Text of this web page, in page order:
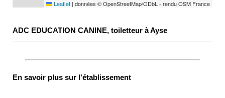
Leaflet | données © OpenStreetMap/ODbL - rendu OSM France
ADC EDUCATION CANINE, toiletteur à Ayse
En savoir plus sur l'établissement